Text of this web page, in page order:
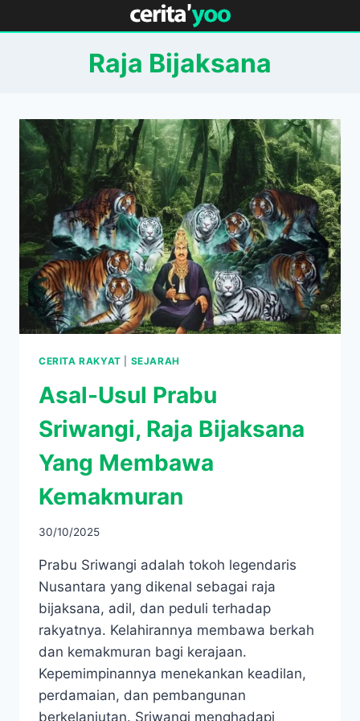
to
Raja Bijaksana
CERITA RAKYAT SEJARAH
Asal-Usul Prabu
Sriwangi, Raja Bijaksana
Yang Membawa
Kemakmuran
30/10/2025
Prabu Sriwangi adalah tokoh legendaris
Nusantara yang dikenal sebagai raja
bijaksana, adil, dan peduli terhadap
rakyatnya. Kelahirannya membawa berkah
dan kemakmuran bagi kerajaan.
Kepemimpinannya menekankan keadilan,
perdamaian, dan pembangunan
berkelanjutan. Sriwangi menghadapi